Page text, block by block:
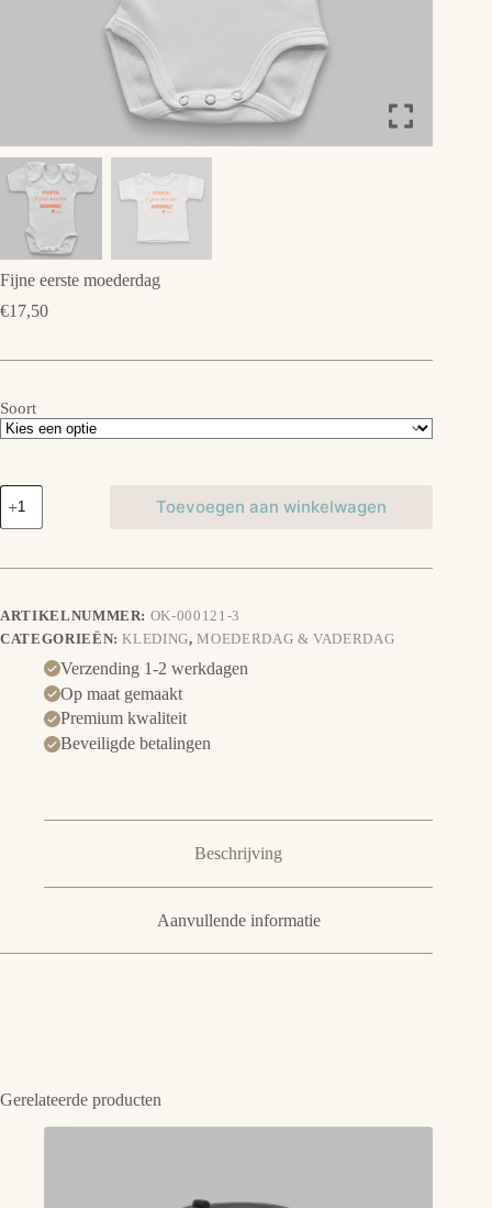
Fijne eerste moederdag
€17,50
Soort
Fijne
eerste
moederdag
Toevoegen aan winkelwagen
ARTIKELNUMMER: OK-000121-3
CATEGORIEËN:KLEDING,MOEDERDAG & VADERDAG
Verzending 1-2 werkdagen
Op maat gemaakt
Premium kwaliteit
Beveiligde betalingen
Beschrijving
Aanvullende informatie
Gerelateerde producten